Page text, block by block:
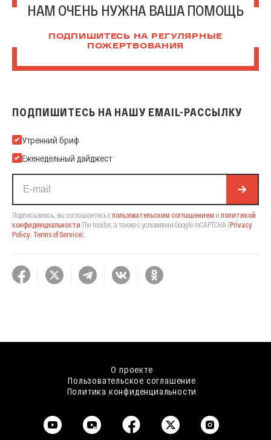
НАМ ОЧЕНЬ НУЖНА ВАША ПОМОЩЬ
ПОДПИШИТЕСЬ НА РЕГУЛЯРНЫЕ
ПОЖЕРТВОВАНИЯ
ПОДПИШИТЕСЬ НА НАШУ EMAIL-РАССЫЛКУ
Подпишитесь на нашу Email-рассылку
Утренний бриф
Еженедельный дайджест
Подписываясь, вы соглашаетесь спользовательским соглашением и политикой
конфиденциальности The Insider, а также с условиями Google reCAPTCHA (Privacy
Policy Terms of Service).
О проекте
Пользовательское соглашение
Политика конфиденциальности